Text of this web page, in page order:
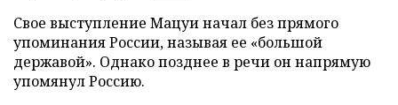
Свое выступление Мацуи начал без прямого
упоминания России, называя ее «большой
державой». Однако позднее в речи он напрямую
упомянул Россию.